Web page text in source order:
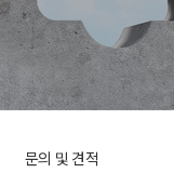
문의 및 견적